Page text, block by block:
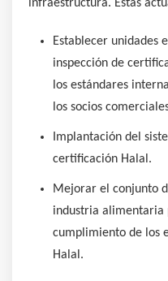
infraestructura. Estas
Establecer unidades
inspección de
los estándares
los socios
Implantación del
certificación Halal.
Mejorar el conjunto
industria alimentaria
cumplimiento de los
Halal.